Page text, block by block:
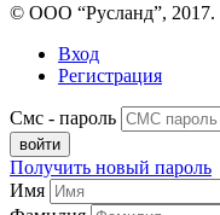
© ООО “Русланд”, 2017.
Вход
Регистрация
Смс - пароль
Получить новый пароль
Имя